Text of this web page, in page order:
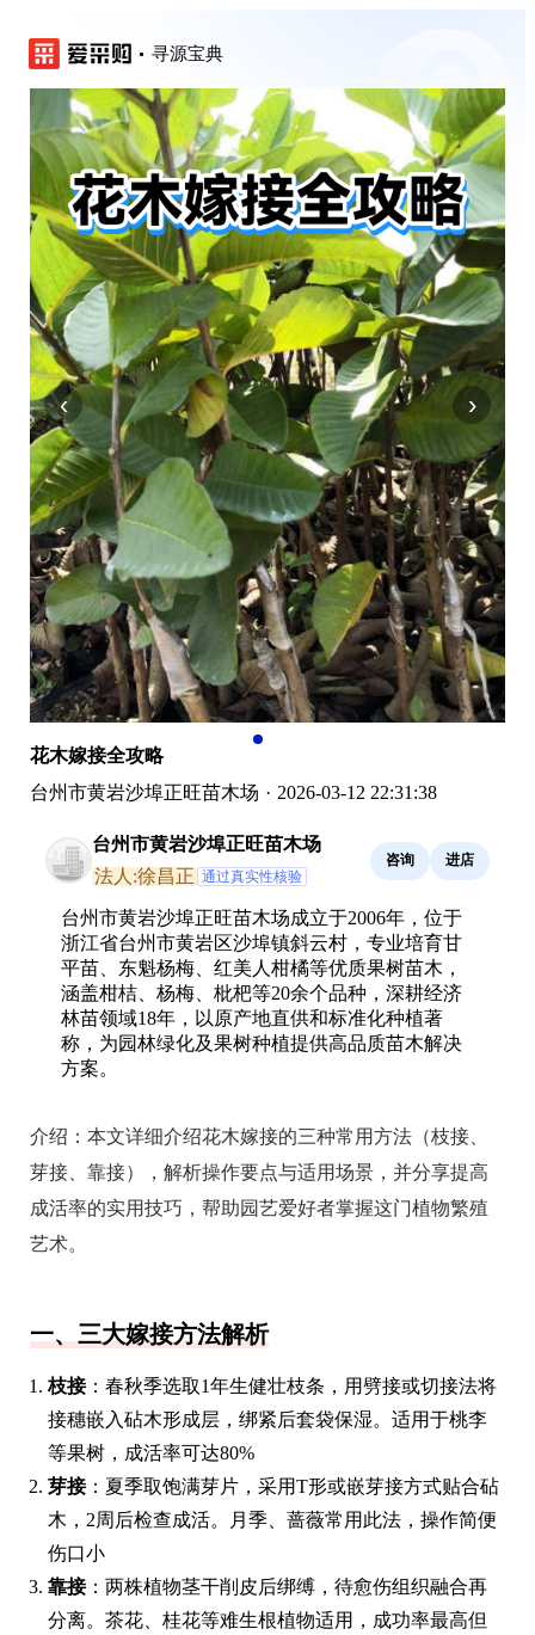
寻源宝典
‹ ›
花木嫁接全攻略
台州市黄岩沙埠正旺苗木场 · 2026-03-12 22:31:38
台州市黄岩沙埠正旺苗木场
法人:徐昌正 通过真实性核验
咨询 进店
台州市黄岩沙埠正旺苗木场成立于2006年，位于
浙江省台州市黄岩区沙埠镇斜云村，专业培育甘
平苗、东魁杨梅、红美人柑橘等优质果树苗木，
涵盖柑桔、杨梅、枇杷等20余个品种，深耕经济
林苗领域18年，以原产地直供和标准化种植著
称，为园林绿化及果树种植提供高品质苗木解决
方案。
介绍： 本文详细介绍花木嫁接的三种常用方法（枝接、
芽接、靠接），解析操作要点与适用场景，并分享提高
成活率的实用技巧，帮助园艺爱好者掌握这门植物繁殖
艺术。
一、三大嫁接方法解析
枝接：春秋季选取1年生健壮枝条，用劈接或切接法将
接穗嵌入砧木形成层，绑紧后套袋保湿。适用于桃李
等果树，成活率可达80%
芽接：夏季取饱满芽片，采用T形或嵌芽接方式贴合砧
木，2周后检查成活。月季、蔷薇常用此法，操作简便
伤口小
靠接：两株植物茎干削皮后绑缚，待愈伤组织融合再
分离。茶花、桂花等难生根植物适用，成功率最高但